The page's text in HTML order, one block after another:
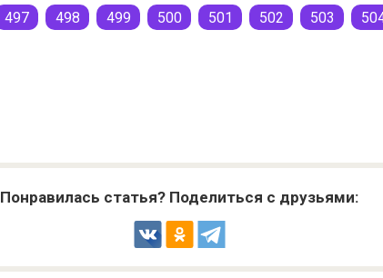
497 498 499 500 501 502 503
Понравилась статья? Поделиться с друзьями: